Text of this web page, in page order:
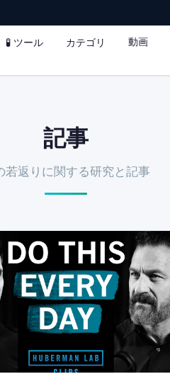
🧪 ツール カテゴリ 動画
記事
若返りに関する研究と記事